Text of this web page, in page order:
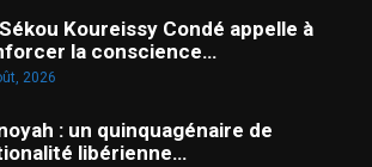
Koureissy Condé appelle à
la conscience…
2026
: un quinquagénaire de
libérienne…